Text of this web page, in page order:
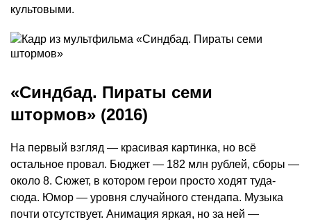
культовыми.
«Синдбад. Пираты семи
штормов» (2016)
На первый взгляд — красивая картинка, но всё
остальное провал. Бюджет — 182 млн рублей, сборы —
около 8. Сюжет, в котором герои просто ходят туда-
сюда. Юмор — уровня случайного стендапа. Музыка
почти отсутствует. Анимация яркая, но за ней —